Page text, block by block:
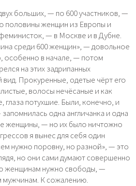
больших, — по 600 участников, —
половины женщин из Европы и
— в Москве и в Дубне.
среди 600 женщин», — довольное
особенно в начале, — потом
на этих задрипанных
Прокуренные, одетые чёрт его
волосы нечёсаные и как
глаза потухшие. Были, конечно, и
одна англичанка и одна
женщины, — но их было ничтожно
я вынес для себя один
нужно поровну, но разной», — это
но они сами думают совершенно
женщинам нужно свободы, —
К сожалению.